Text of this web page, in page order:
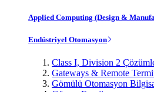
Applied Computing (Design &
Endüstriyel Otomasyon
Class I, Division 2
Gateways & Remote
Gömülü Otomasyon